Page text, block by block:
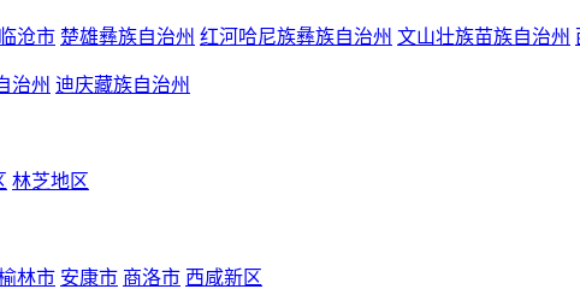
临沧市 楚雄彝族自治州 红河哈尼族彝族自治州 文山壮族苗族自治州
治州 迪庆藏族自治州
林芝地区
林市 安康市 商洛市 西咸新区